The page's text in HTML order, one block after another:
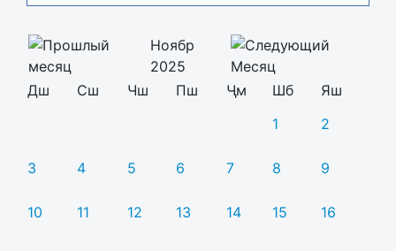
Ноябр
2025
Дш
Сш Чш Пш Ҷм Шб
Яш
1
2
3 4 5 6 7 8 9
10 11 12 13 14 15 16